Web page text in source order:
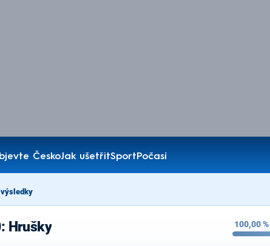
ČeskoJak ušetřitSportPočasí
Hrušky 100,00%